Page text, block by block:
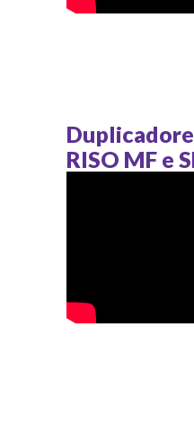
RISO MF e